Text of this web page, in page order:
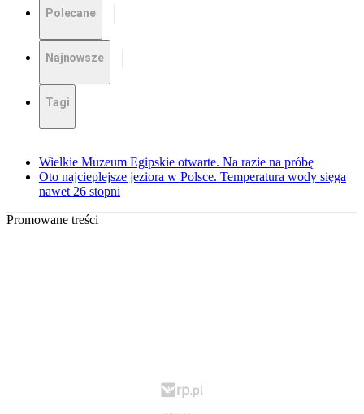
Polecane
Najnowsze
Tagi
Wielkie Muzeum Egipskie otwarte. Na razie na próbę
Oto najcieplejsze jeziora w Polsce. Temperatura wody sięga
nawet 26 stopni
Promowane treści